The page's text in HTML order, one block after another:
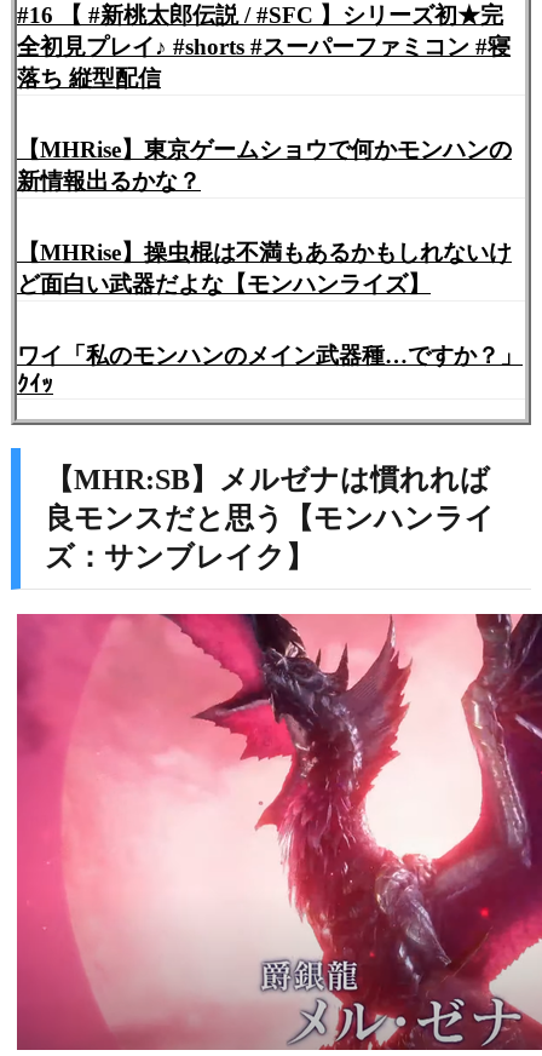
#16 【 #新桃太郎伝説 / #SFC 】シリーズ初★完
全初見プレイ♪ #shorts #スーパーファミコン #寝
落ち 縦型配信
【MHRise】東京ゲームショウで何かモンハンの
新情報出るかな？
【MHRise】操虫棍は不満もあるかもしれないけ
ど面白い武器だよな【モンハンライズ】
ワイ「私のモンハンのメイン武器種…ですか？」
ｸｲｯ
【MHR:SB】メルゼナは慣れれば
良モンスだと思う【モンハンライ
ズ：サンブレイク】